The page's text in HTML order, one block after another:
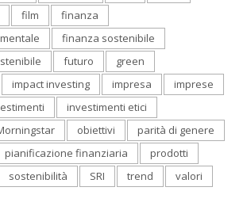
film
finanza
finanza sostenibile
futuro
green
impact investing impresa
imprese
investimenti etici
obiettivi
parità di genere
pianificazione finanziaria
prodotti
sostenibilità SRI trend
valori